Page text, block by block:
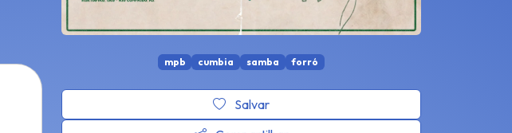
mpb cumbia samba forró
Salvar